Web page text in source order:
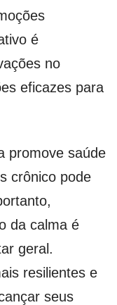
é
no
eficazes para
promove saúde
crônico pode
da calma é
geral.
resilientes e
seus